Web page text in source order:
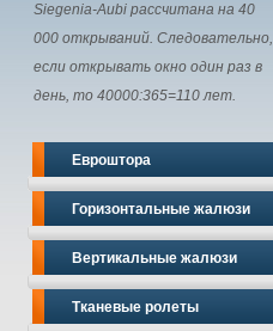
Siegenia-Aubi рассчитана на 40
000 открываний. Следовательно,
если открывать окно один раз в
день, то 40000:365=110 лет.
Евроштора
Горизонтальные жалюзи
Вертикальные жалюзи
Тканевые ролеты